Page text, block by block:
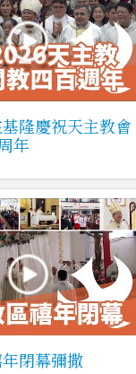
隆慶祝天主教會
年
閉幕彌撒